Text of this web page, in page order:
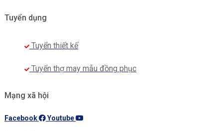
Tuyển dụng
Tuyển thiết kế
Tuyển thợ may mẫu đồng phục
Mạng xã hội
Facebook Youtube